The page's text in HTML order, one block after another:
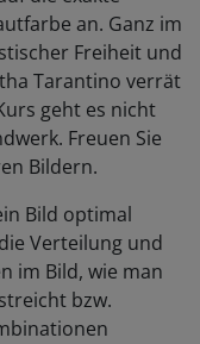
an. Ganz im
Freiheit und
Tarantino verrät
geht es nicht
Freuen Sie
Bildern.
Bild optimal
Verteilung und
im Bild, wie man
bzw.